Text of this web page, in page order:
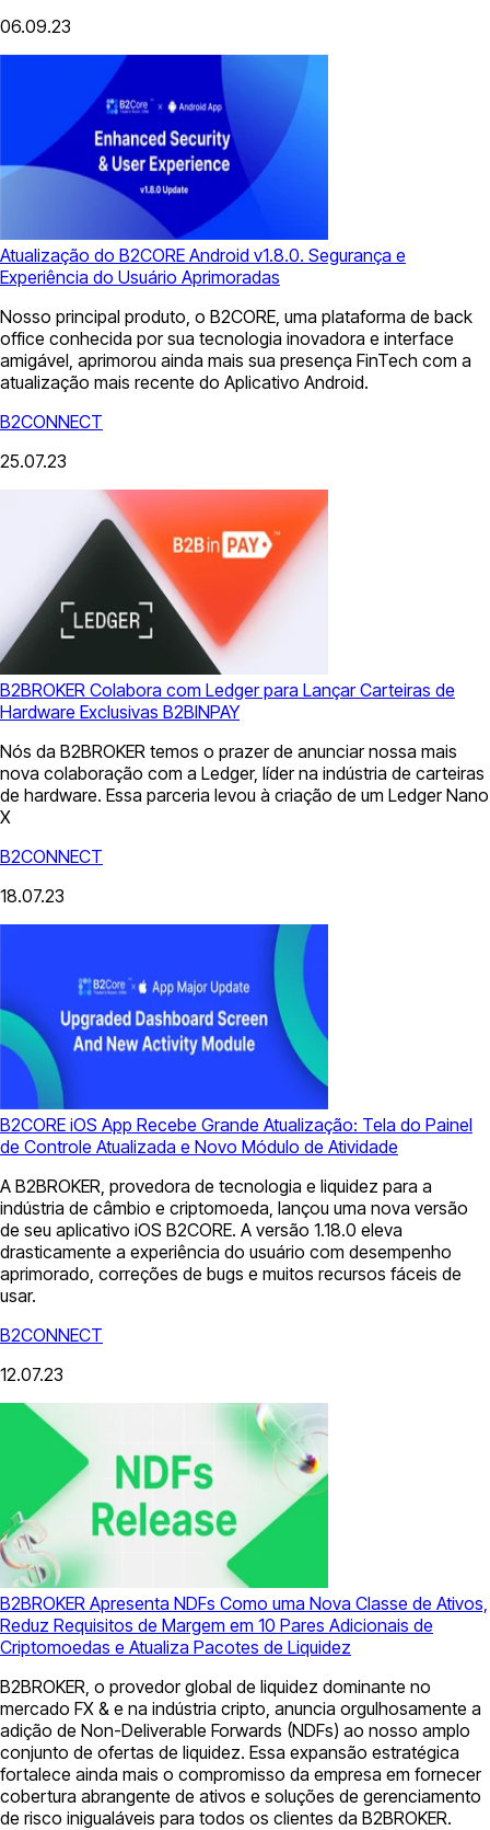
06.09.23
Atualização do B2CORE Android v1.8.0. Segurança e
Experiência do Usuário Aprimoradas
Nosso principal produto, o B2CORE, uma plataforma de back
office conhecida por sua tecnologia inovadora e interface
amigável, aprimorou ainda mais sua presença FinTech com a
atualização mais recente do Aplicativo Android.
B2CONNECT
25.07.23
B2BROKER Colabora com Ledger para Lançar Carteiras de
Hardware Exclusivas B2BINPAY
Nós da B2BROKER temos o prazer de anunciar nossa mais
nova colaboração com a Ledger, líder na indústria de carteiras
de hardware. Essa parceria levou à criação de um Ledger Nano
X
B2CONNECT
18.07.23
B2CORE iOS App Recebe Grande Atualização: Tela do Painel
de Controle Atualizada e Novo Módulo de Atividade
A B2BROKER, provedora de tecnologia e liquidez para a
indústria de câmbio e criptomoeda, lançou uma nova versão
de seu aplicativo iOS B2CORE. A versão 1.18.0 eleva
drasticamente a experiência do usuário com desempenho
aprimorado, correções de bugs e muitos recursos fáceis de
usar.
B2CONNECT
12.07.23
B2BROKER Apresenta NDFs Como uma Nova Classe de Ativos,
Reduz Requisitos de Margem em 10 Pares Adicionais de
Criptomoedas e Atualiza Pacotes de Liquidez
B2BROKER, o provedor global de liquidez dominante no
mercado FX & e na indústria cripto, anuncia orgulhosamente a
adição de Non-Deliverable Forwards (NDFs) ao nosso amplo
conjunto de ofertas de liquidez. Essa expansão estratégica
fortalece ainda mais o compromisso da empresa em fornecer
cobertura abrangente de ativos e soluções de gerenciamento
de risco inigualáveis ​​para todos os clientes da B2BROKER.